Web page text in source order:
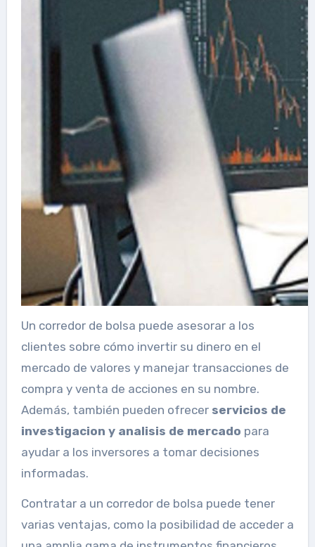
Un corredor de bolsa puede asesorar a los
clientes sobre cómo invertir su dinero en el
mercado de valores y manejar transacciones de
compra y venta de acciones en su nombre.
Además, también pueden ofrecer servicios de
investigacion y analisis de mercado para
ayudar a los inversores a tomar decisiones
informadas.
Contratar a un corredor de bolsa puede tener
varias ventajas, como la posibilidad de acceder a